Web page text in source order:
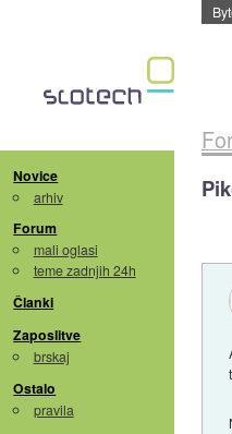
Novice
arhiv
Forum
mali oglasi
teme zadnjih 24h
Članki
Zaposlitve
brskaj
Ostalo
pravila